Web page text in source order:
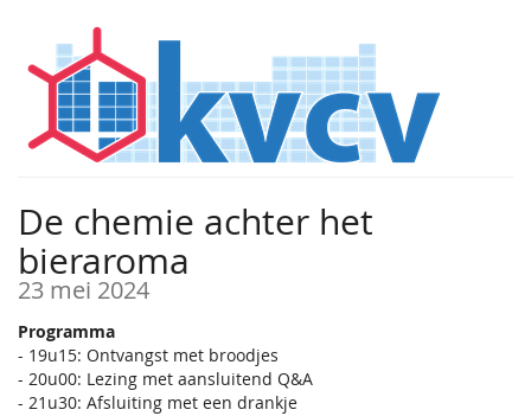
Ga naar de
hoofdinhoud
De chemie achter het
bieraroma
23 mei 2024
Programma
- 19u15: Ontvangst met broodjes
- 20u00: Lezing met aansluitend Q&A
- 21u30: Afsluiting met een drankje